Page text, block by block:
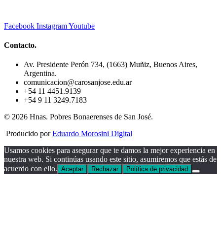
Facebook InstagramYoutube
Contacto.
Av. Presidente Perón 734, (1663) Muñiz, Buenos Aires,
Argentina.
comunicacion@carosanjose.edu.ar
+54 11 4451.9139
+54 9 11 3249.7183
© 2026 Hnas. Pobres Bonaerenses de San José.
Producido porEduardo Morosini Digital
Usamos cookies para asegurar que te damos la mejor experiencia en
nuestra web. Si continúas usando este sitio, asumiremos que estás de
acuerdo con ello. Aceptar Rechazar Política de privacidad